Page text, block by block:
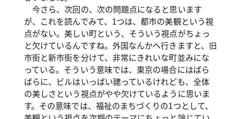
今さら、次回の、次の問題点になると思います
が、これを読んでみて、1つは、都市の美観という視
点がない。美しい町という、そういう視点がちょっ
と欠けているんですね。外国なんかへ行きますと、旧
市街と新市街を分けて、非常にきれいな町並みにな
っている。そういう意味では、東京の場合にはばら
ばらに、ビルはいっぱい建っているけれども、全体
の美しさという視点がやや欠けているように思いま
す。その意味では、福祉のまちづくりの1つとして、